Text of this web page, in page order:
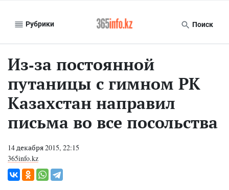
Рубрики Поиск
Из-за постоянной
путаницы с гимном РК
Казахстан направил
письма во все посольства
14 декабря 2015, 22:15
365info.kz